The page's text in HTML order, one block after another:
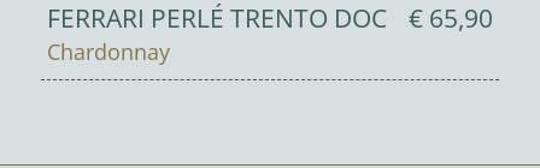
FERRARI PERLÉ TRENTO DOC € 65,90
Chardonnay